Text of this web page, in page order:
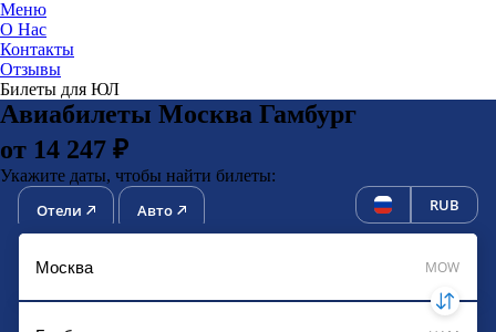
Меню
О Нас
Контакты
Отзывы
Билеты для ЮЛ
Авиабилеты Москва Гамбург
от 14 247 ₽
Укажите даты, чтобы найти билеты:
Отели Авто RUB
MOW